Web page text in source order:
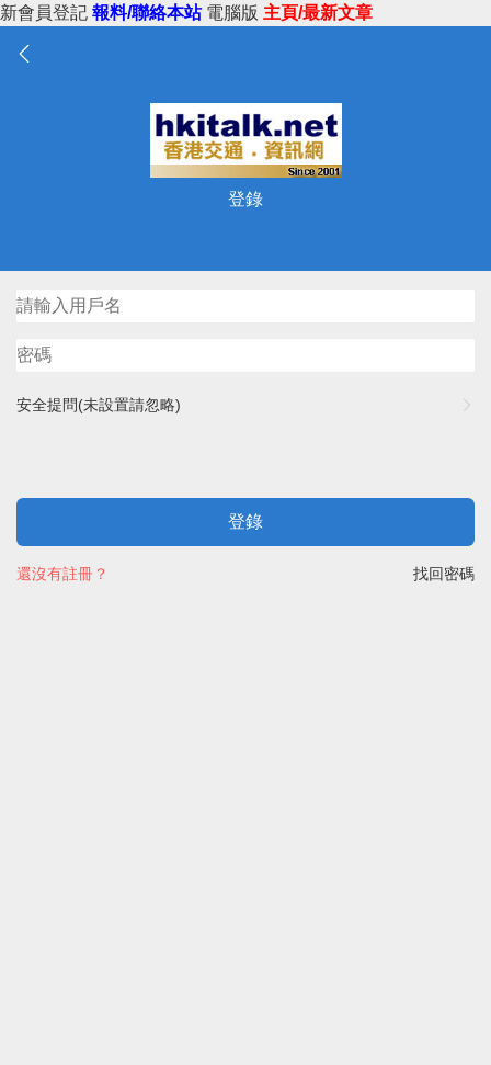
新會員登記 報料/聯絡本站 電腦版 主頁/最新文章
登錄
安全提問(未設置請忽略)
登錄
找回密碼
還沒有註冊？